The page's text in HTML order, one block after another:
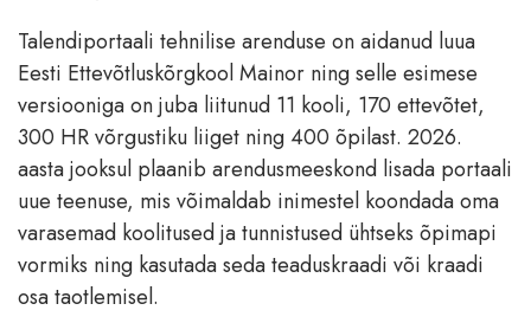
Talendiportaali tehnilise arenduse on aidanud luua
Eesti Ettevõtluskõrgkool Mainor ning selle esimese
versiooniga on juba liitunud 11 kooli, 170 ettevõtet,
300 HR võrgustiku liiget ning 400 õpilast. 2026.
aasta jooksul plaanib arendusmeeskond lisada portaali
uue teenuse, mis võimaldab inimestel koondada oma
varasemad koolitused ja tunnistused ühtseks õpimapi
vormiks ning kasutada seda teaduskraadi või kraadi
osa taotlemisel.